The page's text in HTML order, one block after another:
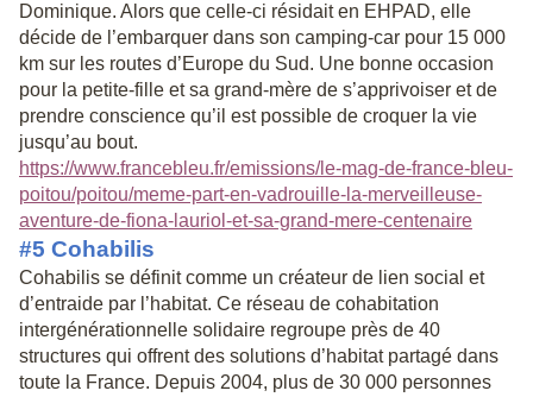
Dominique. Alors que celle-ci résidait en EHPAD, elle
décide de l’embarquer dans son camping-car pour 15 000
km sur les routes d’Europe du Sud. Une bonne occasion
pour la petite-fille et sa grand-mère de s’apprivoiser et de
prendre conscience qu’il est possible de croquer la vie
jusqu’au bout.
https://www.francebleu.fr/emissions/le-mag-de-france-bleu-
poitou/poitou/meme-part-en-vadrouille-la-merveilleuse-
aventure-de-fiona-lauriol-et-sa-grand-mere-centenaire
#5 Cohabilis
Cohabilis se définit comme un créateur de lien social et
d’entraide par l’habitat. Ce réseau de cohabitation
intergénérationnelle solidaire regroupe près de 40
structures qui offrent des solutions d’habitat partagé dans
toute la France. Depuis 2004, plus de 30 000 personnes